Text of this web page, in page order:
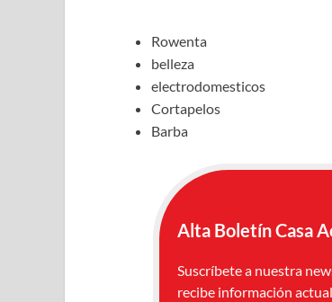
Rowenta
belleza
electrodomesticos
Cortapelos
Barba
Alta Boletín Casa
Suscríbete a nuestra
recibe información